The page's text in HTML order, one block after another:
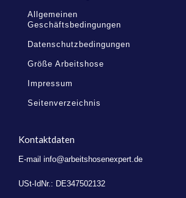
Allgemeinen
Geschäftsbedingungen
Datenschutzbedingungen
Größe Arbeitshose
Impressum
Seitenverzeichnis
Kontaktdaten
E-mail info@arbeitshosenexpert.de
USt-IdNr.: DE347502132